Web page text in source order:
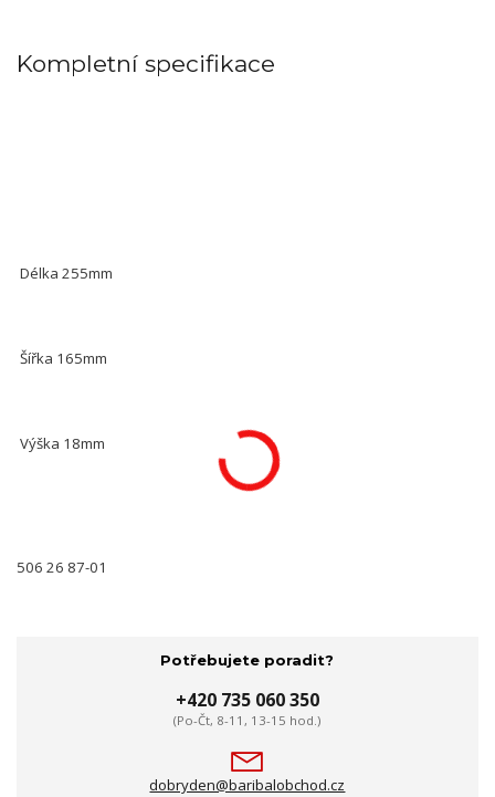
Kompletní specifikace
Délka 255mm
Šířka 165mm
Výška 18mm
506 26 87-01
Potřebujete poradit?
+420 735 060 350
(Po-Čt, 8-11, 13-15 hod.)
dobryden@baribalobchod.cz